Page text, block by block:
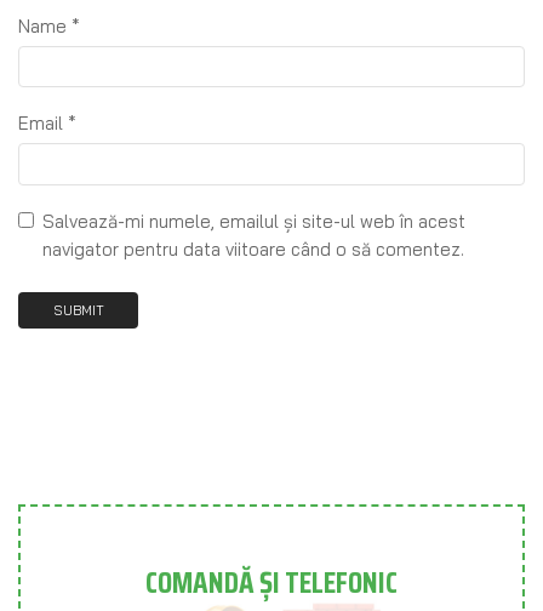
Name *
Email *
Salvează-mi numele, emailul și site-ul web în acest
navigator pentru data viitoare când o să comentez.
COMANDĂ ȘI TELEFONIC